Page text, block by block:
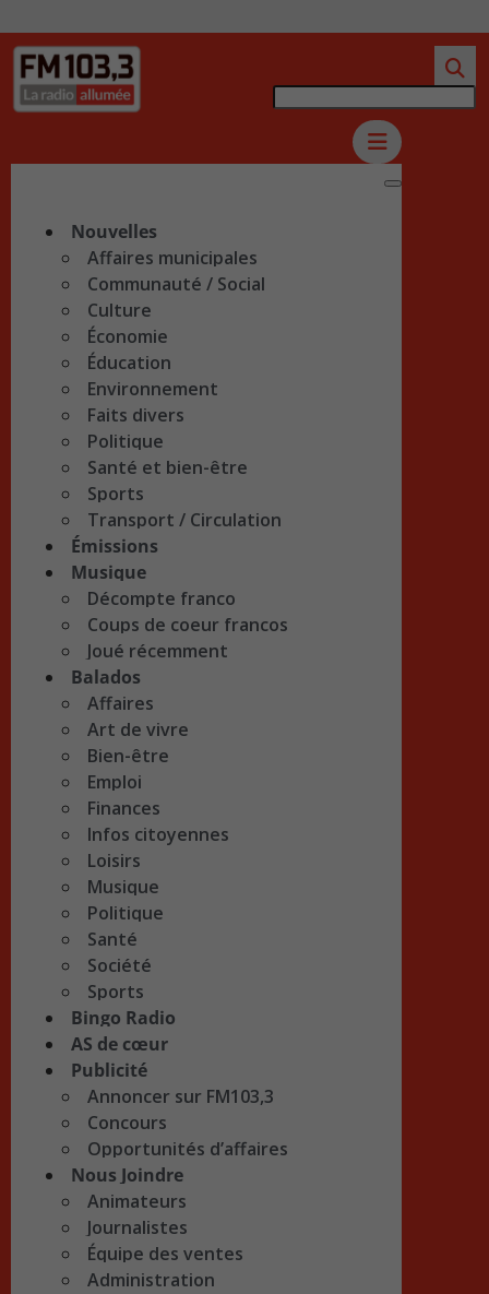
Nouvelles
Affaires municipales
Communauté / Social
Culture
Économie
Éducation
Environnement
Faits divers
Politique
Santé et bien-être
Sports
Transport / Circulation
Émissions
Musique
Décompte franco
Coups de coeur francos
Joué récemment
Balados
Affaires
Art de vivre
Bien-être
Emploi
Finances
Infos citoyennes
Loisirs
Musique
Politique
Santé
Société
Sports
Bingo Radio
AS de cœur
Publicité
Annoncer sur FM103,3
Concours
Opportunités d’affaires
Nous Joindre
Animateurs
Journalistes
Équipe des ventes
Administration